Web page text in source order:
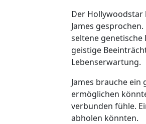
Der Hollywoodstar
James
seltene
geistige
Lebenserwartung.
James brauche ein
ermöglichen
verbunden fühle.
abholen könnten.